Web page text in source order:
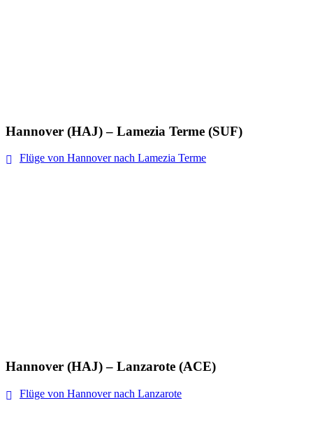
Hannover (HAJ) – Lamezia Terme (SUF)
Flüge von Hannover nach Lamezia Terme
Hannover (HAJ) – Lanzarote (ACE)
Flüge von Hannover nach Lanzarote